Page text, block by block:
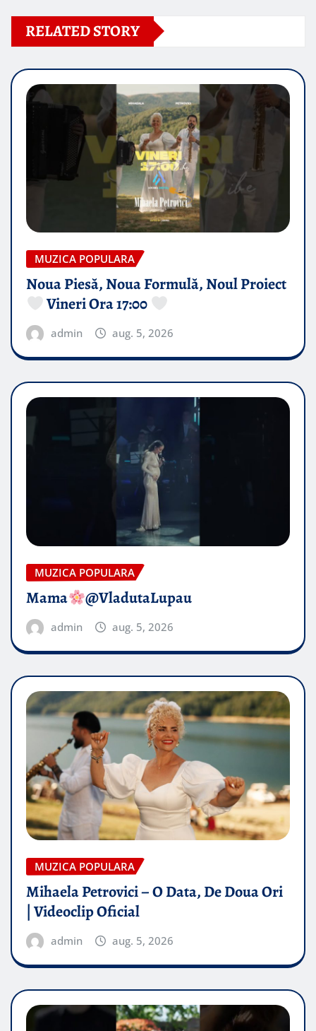
RELATED STORY
MUZICA POPULARA
Noua Piesă, Noua Formulă, Noul Proiect
Vineri Ora 17:00
admin aug. 5, 2026
MUZICA POPULARA
Mama @VladutaLupau
admin aug. 5, 2026
MUZICA POPULARA
Mihaela Petrovici – O Data, De Doua Ori
| Videoclip Oficial
admin aug. 5, 2026